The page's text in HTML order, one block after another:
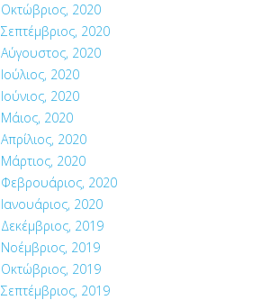
Οκτώβριος, 2020
Σεπτέμβριος, 2020
Αύγουστος, 2020
Ιούλιος, 2020
Ιούνιος, 2020
Μάιος, 2020
Απρίλιος, 2020
Μάρτιος, 2020
Φεβρουάριος, 2020
Ιανουάριος, 2020
Δεκέμβριος, 2019
Νοέμβριος, 2019
Οκτώβριος, 2019
Σεπτέμβριος, 2019